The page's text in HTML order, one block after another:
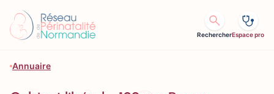
RechercherEspace pro
Annuaire